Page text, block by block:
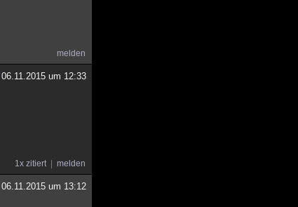
melden
06.11.2015 um 12:33
1x zitiert melden
06.11.2015 um 13:12